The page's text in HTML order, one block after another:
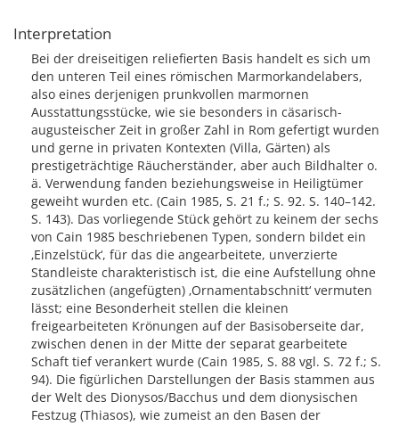
Interpretation
Bei der dreiseitigen reliefierten Basis handelt es sich um
den unteren Teil eines römischen Marmorkandelabers,
also eines derjenigen prunkvollen marmornen
Ausstattungsstücke, wie sie besonders in cäsarisch-
augusteischer Zeit in großer Zahl in Rom gefertigt wurden
und gerne in privaten Kontexten (Villa, Gärten) als
prestigeträchtige Räucherständer, aber auch Bildhalter o.
ä. Verwendung fanden beziehungsweise in Heiligtümer
geweiht wurden etc. (Cain 1985, S. 21 f.; S. 92. S. 140–142.
S. 143). Das vorliegende Stück gehört zu keinem der sechs
von Cain 1985 beschriebenen Typen, sondern bildet ein
‚Einzelstück‘, für das die angearbeitete, unverzierte
Standleiste charakteristisch ist, die eine Aufstellung ohne
zusätzlichen (angefügten) ‚Ornamentabschnitt‘ vermuten
lässt; eine Besonderheit stellen die kleinen
freigearbeiteten Krönungen auf der Basisoberseite dar,
zwischen denen in der Mitte der separat gearbeitete
Schaft tief verankert wurde (Cain 1985, S. 88 vgl. S. 72 f.; S.
94). Die figürlichen Darstellungen der Basis stammen aus
der Welt des Dionysos/Bacchus und dem dionysischen
Festzug (Thiasos), wie zumeist an den Basen der